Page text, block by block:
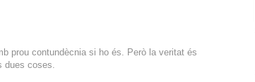
prou contundècnia si ho és. Però la veritat és
dues coses.